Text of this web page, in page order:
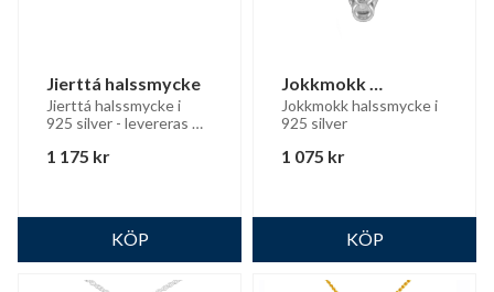
Jierttá halssmycke
Jierttá halssmycke i
925 silver - levereras
1 175 kr
Jokkmokk
halssmycke
Jokkmokk halssmycke i
925 silver
1 075 kr